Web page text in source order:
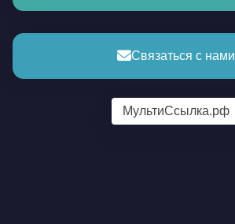
Связаться с нами
МультиСсылка.рф